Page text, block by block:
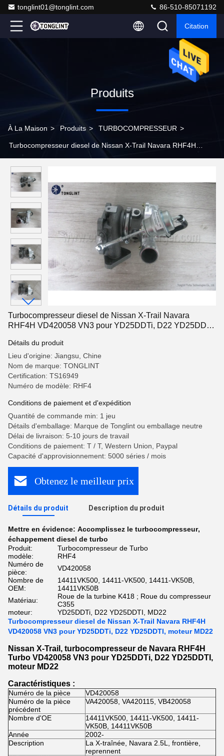
tonglint01@tonglint.com 86-510-85071192
Citation
Produits
À La Maison > Produits > TURBOCOMPRESSEUR >
Turbocompresseur diesel de Nissan X-Trail Navara RHF4H
Turbocompresseur diesel de Nissan X-Trail Navara
RHF4H VD420058 VN3 pour YD25DDTi, D22 YD25DDTI,
Détails du produit
Lieu d'origine: Jiangsu, Chine
Nom de marque: TONGLINT
Certification: TS16949
Numéro de modèle: RHF4
Conditions de paiement et d'expédition
Quantité de commande min: 1 jeu
Détails d'emballage: Marque de Tonglint ou emballage neutre
Délai de livraison: 5-10 jours de travail
Conditions de paiement: T / T, Western Union, Paypal
Capacité d'approvisionnement: 5000 séries / mois
Obtenez le meilleur prix
Détails du produit Description du produit
Mettre en évidence: Accomplissez le turbocompresseur,
échappement diesel de turbo
Produit:
Turbocompresseur de Turbo
modèle:
RHF4
Numéro de
pièce:
VD420058
Nombre de
OEM:
14411VK500, 14411-VK500, 14411-VK50B,
14411VK50B
Matériau:
Roue de la turbine K418 ; Roue du compresseur
C355
moteur:
YD25DDTi, D22 YD25DDTI, MD22
Turbocompresseur diesel de Nissan X-Trail Navara RHF4H
VD420058 VN3 pour YD25DDTi, D22 YD25DDTI, moteur MD22
Nissan X-Trail, turbocompresseur de Navara RHF4H
Turbo VD420058 VN3 pour YD25DDTi, D22 YD25DDTI,
moteur MD22
Caractéristiques :
Numéro de la pièce
VD420058
Numéro de la pièce
précédent
VA420058, VA420115, VB420058
Nombre d'OE
14411VK500, 14411-VK500, 14411-
VK50B, 14411VK50B
Année
2002-
Description
La X-traînée, Navara 2.5L, frontière,
reprennent